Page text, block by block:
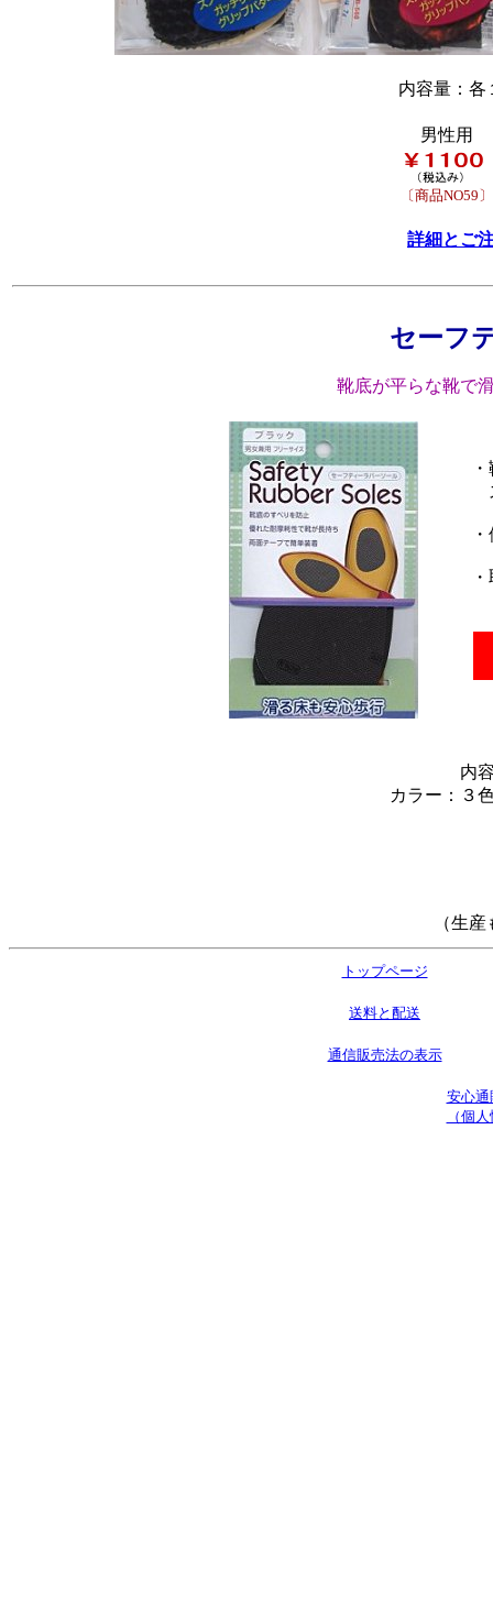
内容量：各
男性用
〔商品NO59〕
詳細とご
セーフ
靴底が平らな靴で
内
カラー：３
（生
トップページ
送料と配送
通信販売法の表示
安心通
（個